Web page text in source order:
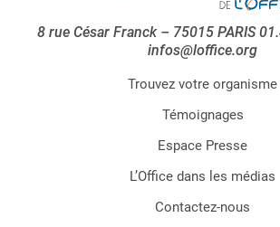
8 rue César Franck – 75015 PARIS
infos@loffice.org
Trouvez votre organisme
Témoignages
Espace Presse
L’Office dans les médias
Contactez-nous